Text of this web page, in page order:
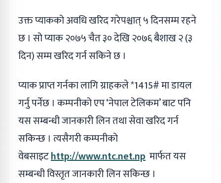
उक्त प्याकको अवधि खरिद गरेपश्चात् ५ दिनसम्म रहने
छ । सो प्याक २०७५ चैत ३० देखि २०७६ बैशाख २ (३
दिन) सम्म खरिद गर्न सकिने छ ।
प्याक प्राप्त गर्नका लागि ग्राहकले *1415# मा डायल
गर्नु पर्नेछ । कम्पनीको एप ‘नेपाल टेलिकम’ बाट पनि
यस सम्बन्धी जानकारी लिन तथा सेवा खरिद गर्न
सकिन्छ । त्यसैगरी कम्पनीको
वेबसाइटhttp://www.ntc.net.np मार्फत यस
सम्बन्धी विस्तृत जानकारी लिन सकिन्छ ।